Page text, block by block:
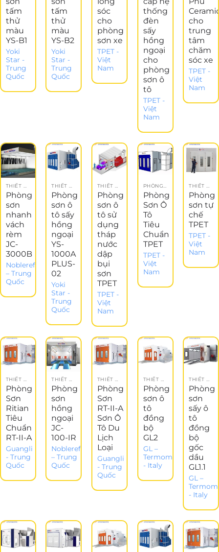
tấm
thử
màu
YS-B1
Yoki
Star -
Trung
Quốc
tấm
thử
màu
YS-B2
Yoki
Star -
Trung
Quốc
sóc
cho
phòng
sơn xe
TPET -
Việt
Nam
thống
đèn
sấy
hồng
ngoại
cho
phòng
sơn ô
tô
TPET -
Việt
Nam
cho
trung
tâm
chăm
sóc xe
TPET -
Việt
Nam
Phòng
sơn
nhanh
vách
rèm
JC-
3000B
Noblerefinish
– Trung
Quốc
Phòng
sơn ô
tô sấy
hồng
ngoại
YS-
1000A
PLUS-
02
Yoki
Star -
Trung
Quốc
Phòng
sơn ô
tô sử
dụng
tháp
nước
dập
bụi
sơn
TPET
TPET -
Việt
Nam
Phòng
Sơn Ô
Tô
Tiêu
Chuẩn
TPET
TPET -
Việt
Nam
Phòng
sơn tự
chế
TPET
TPET -
Việt
Nam
THIẾT BỊ GARAGE
Phòng
Sơn
Ritian
Tiêu
Chuẩn
RT-II-A
Guangli
- Trung
Quốc
THIẾT BỊ ĐỒNG SƠN
Phòng
sơn
hồng
ngoại
JC-
100-IR
Noblerefinish
– Trung
Quốc
THIẾT BỊ GARAGE
Phòng
Sơn
RT-II-A
Sơn Ô
Tô Du
Lịch
Loại
Guangli
- Trung
Quốc
THIẾT BỊ GARAGE
Phòng
sơn ô
tô
đồng
bộ
GL2
GL –
Termomeccanica
- Italy
THIẾT BỊ GARAGE
Phòng
sơn
sấy ô
tô
đồng
bộ
gốc
dầu
GL1.1
GL –
- Italy